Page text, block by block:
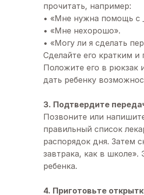
прочитать, например:
• «Мне нужна помощь с
• «Мне нехорошо».
• «Могу ли я сделать
Сделайте его кратким и
Положите его в рюкзак
дать ребенку
3. Подтвердите
Позвоните или
правильный список
распорядок дня. Затем
завтрака, как в школе».
ребенка.
4. Приготовьте